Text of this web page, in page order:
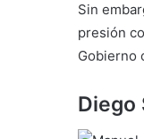
Sin
presión
Gobierno
Diego